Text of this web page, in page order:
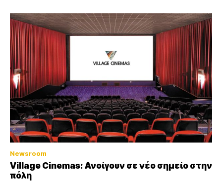
Newsroom
Village Cinemas: Ανοίγουν σε νέο σημείο στην
πόλη